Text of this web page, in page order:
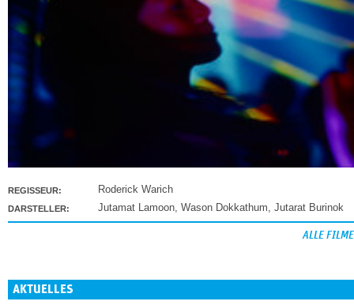
REGISSEUR: Roderick Warich
DARSTELLER: Jutamat Lamoon, Wason Dokkathum, Jutarat Burinok
ALLE FILME
AKTUELLES